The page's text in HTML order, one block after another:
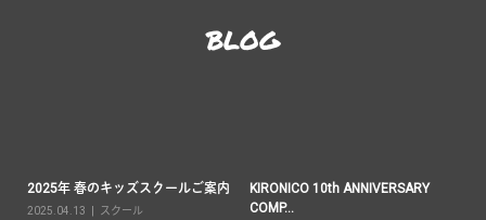
BLOG
2025年 春のキッズスクールご案内
2025.04.13 スクール
KIRONICO 10th ANNIVERSARY
COMP...